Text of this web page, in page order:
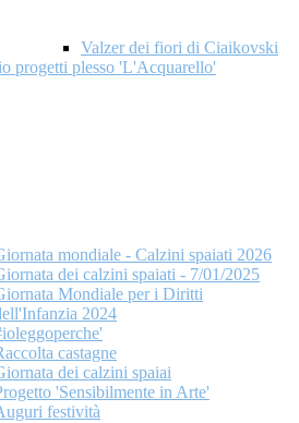
Valzer dei fiori di Ciaikovski
progetti plesso 'L'Acquarello'
mondiale - Calzini spaiati 2026
dei calzini spaiati - 7/01/2025
Mondiale per i Diritti
2024
castagne
dei calzini spaiai
'Sensibilmente in Arte'
festività